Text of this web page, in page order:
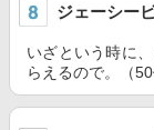
ジェーシー
いざという時に
らえるので。（50